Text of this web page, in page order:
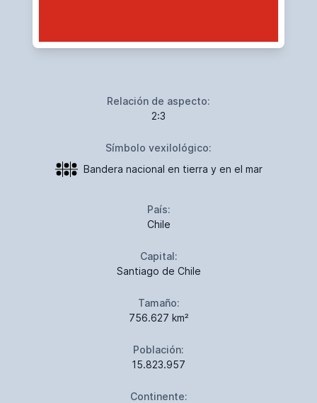
Relación de aspecto:
2:3
Símbolo vexilológico:
Bandera nacional en tierra y en el mar
País:
Chile
Capital:
Santiago de Chile
Tamaño:
756.627 km²
Población:
15.823.957
Continente: